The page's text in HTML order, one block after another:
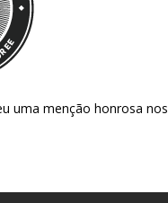
uma menção honrosa nos